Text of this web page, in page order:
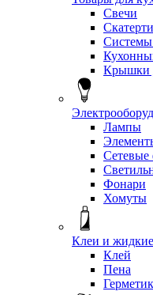
Свечи
Скатерти
Системы
Крышки
Лампы
Сетевые
Фонари
Хомуты
Клеи и жидкие
Клей
Пена